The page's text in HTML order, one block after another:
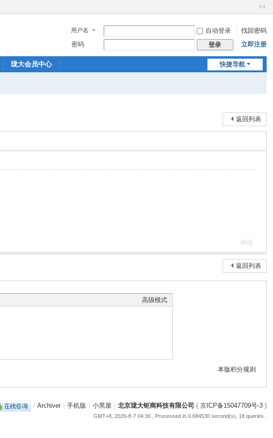
切
到
窄
用户名 自动登录
找回密码
密码
登录 立即注册
快捷导航
珑大会员中心
返回列表
举报
返回列表
高级模式
本版积分规则
Archiver 手机版 小黑屋 北京珑大钜商科技有限公司 ( 京ICP备15047709号-3)
GMT+8, 2026-8-7 04:36, Processed in 0.684530 second(s), 18 queries .